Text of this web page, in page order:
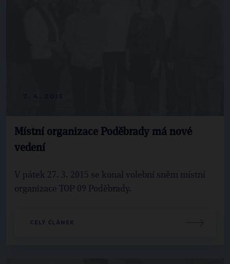
Místní organizace Poděbrady má nové
vedení
V pátek 27. 3. 2015 se konal volební sněm místní
organizace TOP 09 Poděbrady.
CELÝ ČLÁNEK